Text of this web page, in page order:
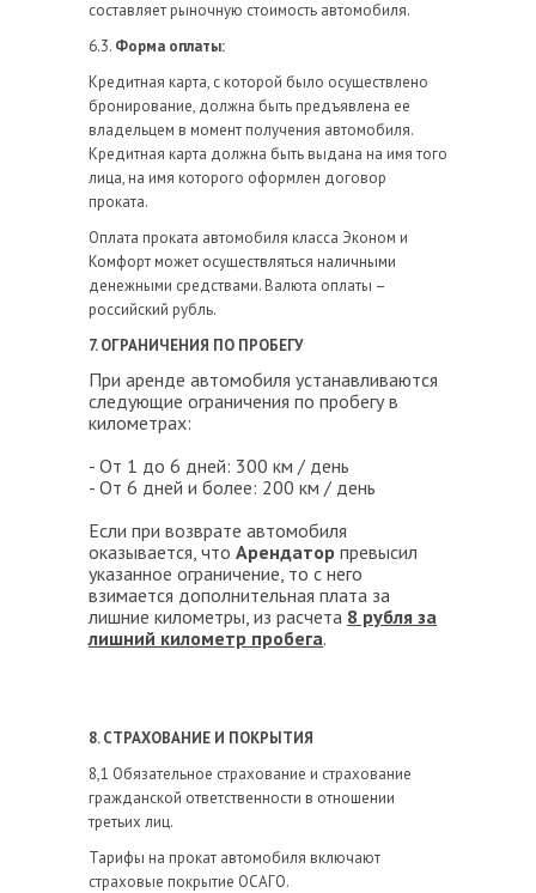
составляет рыночную стоимость автомобиля.
6.3. Форма оплаты:
Кредитная карта, с которой было осуществлено
бронирование, должна быть предъявлена ее
владельцем в момент получения автомобиля.
Кредитная карта должна быть выдана на имя того
лица, на имя которого оформлен договор
проката.
Оплата проката автомобиля класса Эконом и
Комфорт может осуществляться наличными
денежными средствами. Валюта оплаты –
российский рубль.
7. ОГРАНИЧЕНИЯ ПО ПРОБЕГУ
При аренде автомобиля устанавливаются
следующие ограничения по пробегу в
километрах:
- От 1 до 6 дней: 300 км / день
- От 6 дней и более: 200 км / день
Если при возврате автомобиля
оказывается, что Арендатор превысил
указанное ограничение, то с него
взимается дополнительная плата за
лишние километры, из расчета 8 рубля за
лишний километр пробега.
8. СТРАХОВАНИЕ И ПОКРЫТИЯ
8,1 Обязательное страхование и страхование
гражданской ответственности в отношении
третьих лиц.
Тарифы на прокат автомобиля включают
страховые покрытие ОСАГО.